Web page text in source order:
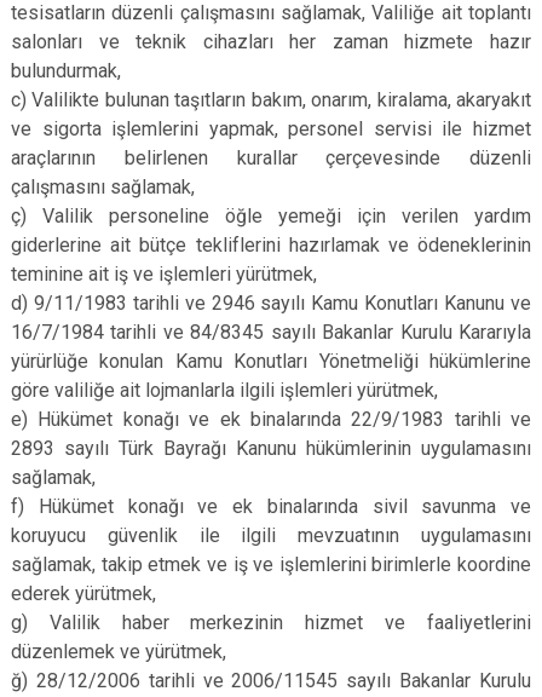
tesisatların düzenli çalışmasını sağlamak, Valiliğe ait toplantı
salonları ve teknik cihazları her zaman hizmete hazır
bulundurmak,
c) Valilikte bulunan taşıtların bakım, onarım, kiralama, akaryakıt
ve sigorta işlemlerini yapmak, personel servisi ile hizmet
araçlarının belirlenen kurallar çerçevesinde düzenli
çalışmasını sağlamak,
ç) Valilik personeline öğle yemeği için verilen yardım
giderlerine ait bütçe tekliflerini hazırlamak ve ödeneklerinin
teminine ait iş ve işlemleri yürütmek,
d) 9/11/1983 tarihli ve 2946 sayılı Kamu Konutları Kanunu ve
16/7/1984 tarihli ve 84/8345 sayılı Bakanlar Kurulu Kararıyla
yürürlüğe konulan Kamu Konutları Yönetmeliği hükümlerine
göre valiliğe ait lojmanlarla ilgili işlemleri yürütmek,
e) Hükümet konağı ve ek binalarında 22/9/1983 tarihli ve
2893 sayılı Türk Bayrağı Kanunu hükümlerinin uygulamasını
sağlamak,
f) Hükümet konağı ve ek binalarında sivil savunma ve
koruyucu güvenlik ile ilgili mevzuatının uygulamasını
sağlamak, takip etmek ve iş ve işlemlerini birimlerle koordine
ederek yürütmek,
g) Valilik haber merkezinin hizmet ve faaliyetlerini
düzenlemek ve yürütmek,
ğ) 28/12/2006 tarihli ve 2006/11545 sayılı Bakanlar Kurulu